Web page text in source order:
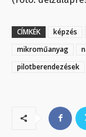
CÍMKÉK képzés
mikroműanyag
pilotberendezések